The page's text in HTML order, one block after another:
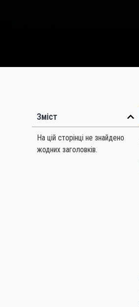
Зміст
На цій сторінці не знайдено
жодних заголовків.